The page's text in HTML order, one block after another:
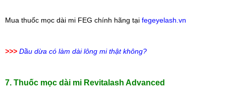
Mua thuốc mọc dài mi FEG chính hãng tại fegeyelash.vn
>>> Dầu dừa có làm dài lông mi thật không?
7. Thuốc mọc dài mi Revitalash Advanced